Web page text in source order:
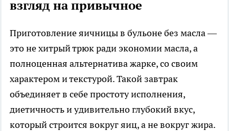
взгляд на привычное
Приготовление яичницы в бульоне без масла —
это не хитрый трюк ради экономии масла, а
полноценная альтернатива жарке, со своим
характером и текстурой. Такой завтрак
объединяет в себе простоту исполнения,
диетичность и удивительно глубокий вкус,
который строится вокруг яиц, а не вокруг жира.​